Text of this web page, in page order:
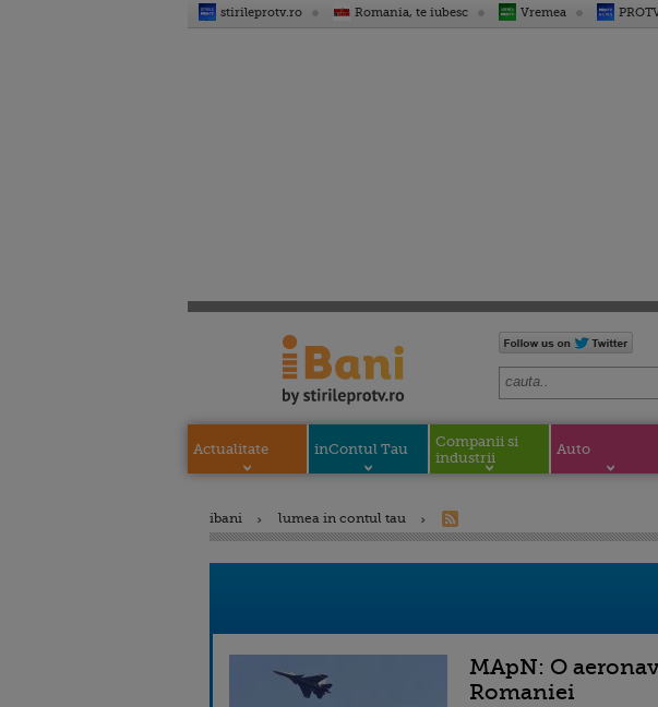
stirileprotv.ro Romania, te iubesc Vremea
Actualitate inContul Tau
Companii si
industrii
Auto
ibani lumea in contul tau
MApN: O
Romaniei